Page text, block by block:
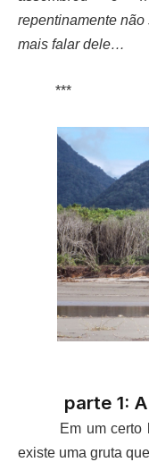
repentinamente não
mais falar dele…
***
parte 1:
Em um certo
existe uma gruta que